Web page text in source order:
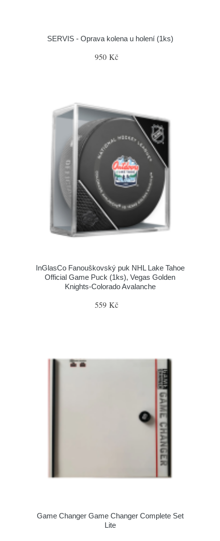
SERVIS - Oprava kolena u holení (1ks)
950 Kč
InGlasCo Fanouškovský puk NHL Lake Tahoe
Official Game Puck (1ks), Vegas Golden
Knights-Colorado Avalanche
559 Kč
Game Changer Game Changer Complete Set
Lite